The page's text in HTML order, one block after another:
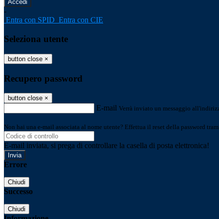
-
Entra con SPID Entra con CIE
Seleziona utente
button close ×
Recupero password
button close ×
E-mail Verrà inviato un messaggio
Non hai una e-mail associata al nome utente? Effettua il reset della password
E-mail inviata, si prega di controllare la casella di posta elettronica!
Errore
Chiudi
Successo
Chiudi